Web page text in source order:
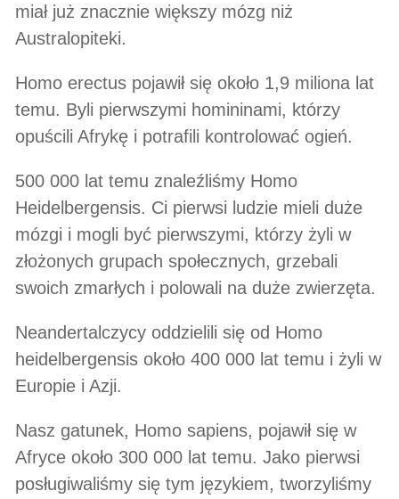
miał już znacznie większy mózg niż
Australopiteki.
Homo erectus pojawił się około 1,9 miliona lat
temu. Byli pierwszymi homininami, którzy
opuścili Afrykę i potrafili kontrolować ogień.
500 000 lat temu znaleźliśmy Homo
Heidelbergensis. Ci pierwsi ludzie mieli duże
mózgi i mogli być pierwszymi, którzy żyli w
złożonych grupach społecznych, grzebali
swoich zmarłych i polowali na duże zwierzęta.
Neandertalczycy oddzielili się od Homo
heidelbergensis około 400 000 lat temu i żyli w
Europie i Azji.
Nasz gatunek, Homo sapiens, pojawił się w
Afryce około 300 000 lat temu. Jako pierwsi
posługiwaliśmy się tym językiem, tworzyliśmy